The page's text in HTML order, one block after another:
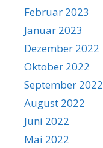
Februar 2023
Januar 2023
Dezember 2022
Oktober 2022
September 2022
August 2022
Juni 2022
Mai 2022